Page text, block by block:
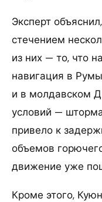
Эксперт
стечением
из них — то, что
навигация в
и в молдавском
условий —
привело к
объемов
движение уже
Кроме этого,